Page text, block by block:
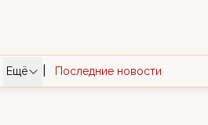
Ещё Последние новости